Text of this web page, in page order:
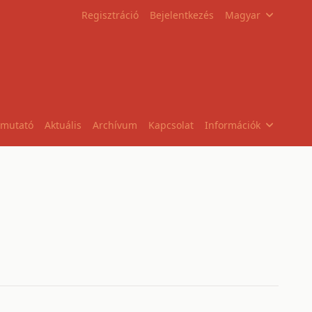
Regisztráció Bejelentkezés Magyar
Aktuális Archívum Kapcsolat Információk